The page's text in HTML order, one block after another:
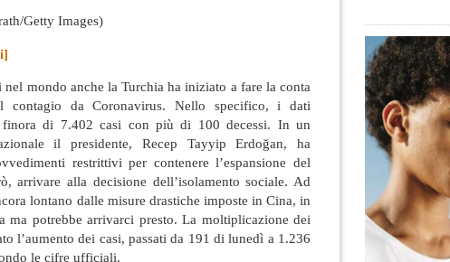
Getty Images)
nel mondo anche la Turchia ha iniziato a fare la conta
contagio da Coronavirus. Nello specifico, i dati
di 7.402 casi con più di 100 decessi. In un
il presidente, Recep Tayyip Erdoğan, ha
restrittivi per contenere l’espansione del
arrivare alla decisione dell’isolamento sociale. Ad
lontano dalle misure drastiche imposte in Cina, in
ma potrebbe arrivarci presto. La moltiplicazione dei
l’aumento dei casi, passati da 191 di lunedì a 1.236
le cifre ufficiali.